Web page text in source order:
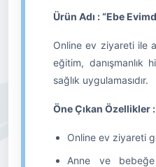
Ürün Adı : “Ebe
Online ev ziyareti ile
eğitim, danışmanlık
sağlık uygulamasıdır.
Öne Çıkan Özellikler :
Online ev ziyareti
Anne ve